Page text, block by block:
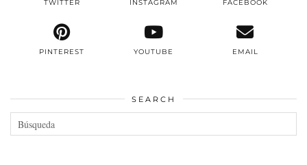
TWITTER INSTAGRAM FACEBOOK
PINTEREST YOUTUBE EMAIL
SEARCH